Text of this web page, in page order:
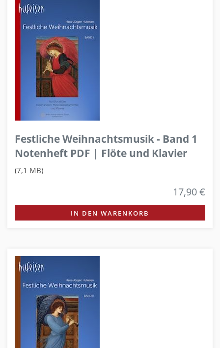
Festliche Weihnachtsmusik - Band 1
Notenheft PDF | Flöte und Klavier
(7,1 MB)
17,90 €
IN DEN WARENKORB